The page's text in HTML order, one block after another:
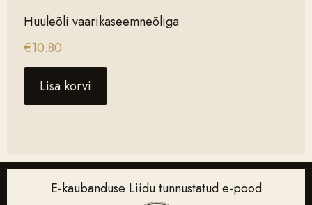
Huuleõli vaarikaseemneõliga
€10.80
Lisa korvi
E-kaubanduse Liidu tunnustatud e-pood